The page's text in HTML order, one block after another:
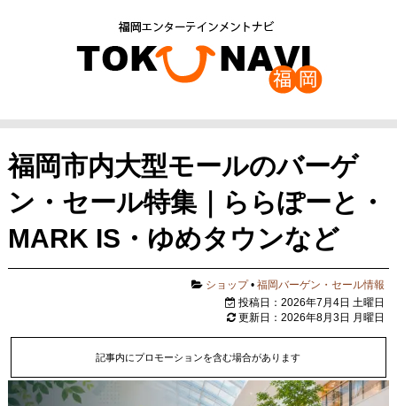
福岡市内大型モールのバーゲ
ン・セール特集｜ららぽーと・
MARK IS・ゆめタウンなど
ショップ•福岡バーゲン・セール情報
投稿日：2026年7月4日 土曜日
更新日：2026年8月3日 月曜日
記事内にプロモーションを含む場合があります